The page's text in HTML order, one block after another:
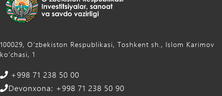
100029, Oʻzbekiston Respublikasi, Toshkent sh., Islom Karimov
ko‘chasi, 1
+998 71 238 50 00
Devonxona: +998 71 238 50 90